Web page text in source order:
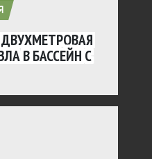
В БАССЕЙН С